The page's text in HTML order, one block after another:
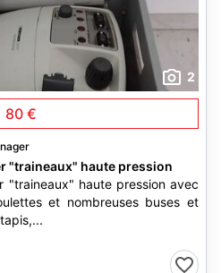
2
80 €
"traineaux" haute pression
"traineaux" haute pression avec
et nombreuses buses et